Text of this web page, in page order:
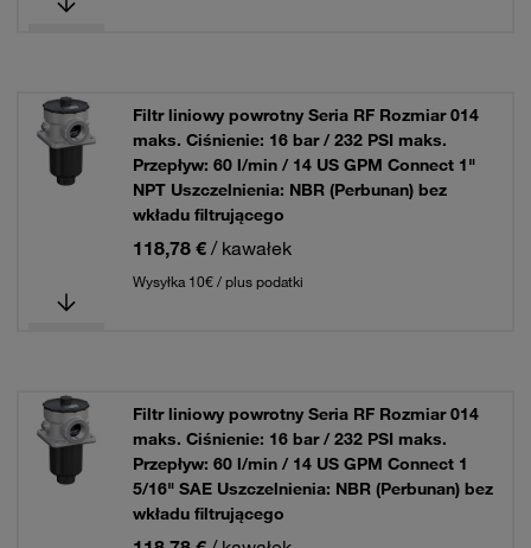
Filtr liniowy powrotny Seria RF Rozmiar 014
maks. Ciśnienie: 16 bar / 232 PSI maks.
Przepływ: 60 l/min / 14 US GPM Connect 1"
NPT Uszczelnienia: NBR (Perbunan) bez
wkładu filtrującego
118,78 € / kawałek
Wysyłka 10€ / plus podatki
Filtr liniowy powrotny Seria RF Rozmiar 014
maks. Ciśnienie: 16 bar / 232 PSI maks.
Przepływ: 60 l/min / 14 US GPM Connect 1
5/16" SAE Uszczelnienia: NBR (Perbunan) bez
wkładu filtrującego